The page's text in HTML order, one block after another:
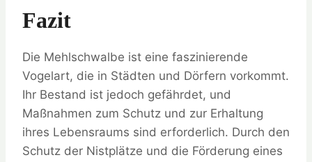
Fazit
Die Mehlschwalbe ist eine faszinierende
Vogelart, die in Städten und Dörfern vorkommt.
Ihr Bestand ist jedoch gefährdet, und
Maßnahmen zum Schutz und zur Erhaltung
ihres Lebensraums sind erforderlich. Durch den
Schutz der Nistplätze und die Förderung eines